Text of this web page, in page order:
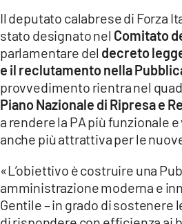
LACONAIR.IT
LACITYMAG.IT
ILREGGINO.IT
COSENZACHANNEL.IT
ILVIBONESE.IT
LACAPITALENEWS.IT
Il deputato calabrese di Forza
stato designato nel Comitato
parlamentare del decreto
e il reclutamento nella
provvedimento rientra nel
Piano Nazionale di Ripresa e
a rendere la PA più funzionale
anche più attrattiva per le
«L’obiettivo è costruire una
amministrazione moderna e
Gentile – in grado di sostenere